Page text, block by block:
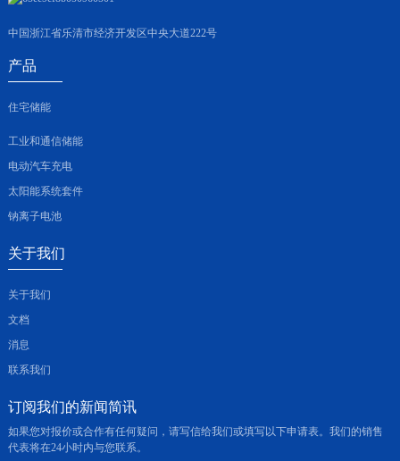
中国浙江省乐清市经济开发区中央大道222号
产品
住宅储能
工业和通信储能
电动汽车充电
太阳能系统套件
钠离子电池
关于我们
关于我们
文档
消息
联系我们
订阅我们的新闻简讯
如果您对报价或合作有任何疑问，请写信给我们或填写以下申请表。我们的销售
代表将在24小时内与您联系。